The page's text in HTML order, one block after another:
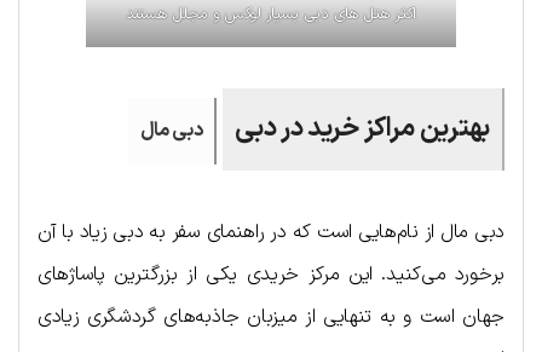
اکثر هتل های دبی بسیار لوکس و مجلل هستند
بهترین مراکز خرید در دبی دبی مال
دبی مال از نام‌هایی است که در راهنمای سفر به دبی زیاد با آن
برخورد می‌کنید. این مرکز خریدی یکی از بزرگترین پاساژهای
جهان است و به تنهایی از میزبان جاذبه‌های گردشگری زیادی